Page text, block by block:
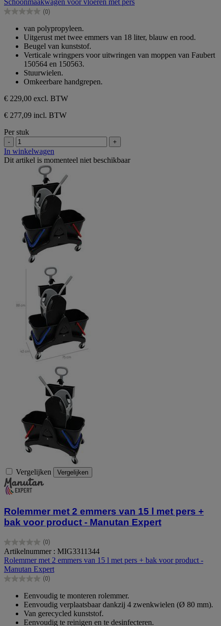
de
5
Schoonmaakwagen voor vloeren met pers
(0)
0.0
sterren.
van polypropyleen.
Uitgerust met twee emmers van 18 liter, blauw en rood.
Beugel van kunststof.
Verticale wringpers voor uitwringen van moppen van Faubert
150564 en 150563.
Stuurwielen.
Omkeerbare handgrepen.
€ 229,00 excl. BTW
€ 277,09 incl. BTW
Per stuk
- +
In winkelwagen
Dit artikel is momenteel niet beschikbaar
Vergelijken Vergelijken
Rolemmer met 2 emmers van 15 l met pers +
bak voor product - Manutan Expert
(0)
0.0
van
de
5
sterren.
Artikelnummer : MIG3311344
Rolemmer met 2 emmers van 15 l met pers + bak voor product -
Manutan Expert
(0)
0.0
sterren.
Eenvoudig te monteren rolemmer.
Eenvoudig verplaatsbaar dankzij 4 zwenkwielen (Ø 80 mm).
Van gerecycled kunststof.
Eenvoudig te reinigen en te desinfecteren.